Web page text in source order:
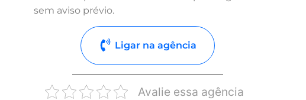
sem aviso prévio.
Ligar na agência
Avalie essa agência